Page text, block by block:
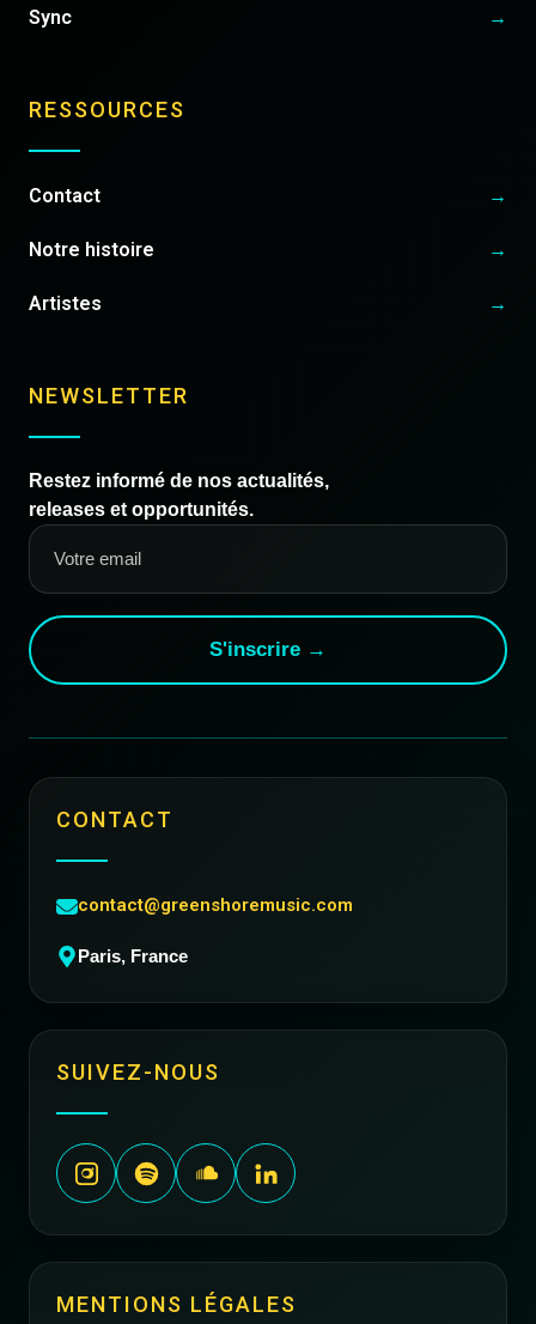
Sync →
RESSOURCES
Contact →
Notre histoire →
Artistes →
NEWSLETTER
Restez informé de nos actualités,
releases et opportunités.
S'inscrire →
CONTACT
contact@greenshoremusic.com
Paris, France
SUIVEZ-NOUS
MENTIONS LÉGALES